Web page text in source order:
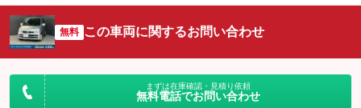
無料 この車両に関するお問い合わせ
まずは在庫確認・見積り依頼
無料電話でお問い合わせ